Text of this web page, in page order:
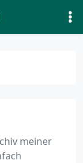
meiner